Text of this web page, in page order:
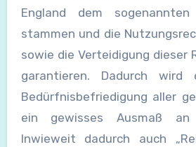
England dem sogenannten
stammen und die
sowie die Verteidigung dieser
garantieren. Dadurch
Bedürfnisbefriedigung aller
ein gewisses Ausmaß an
Inwieweit dadurch auch